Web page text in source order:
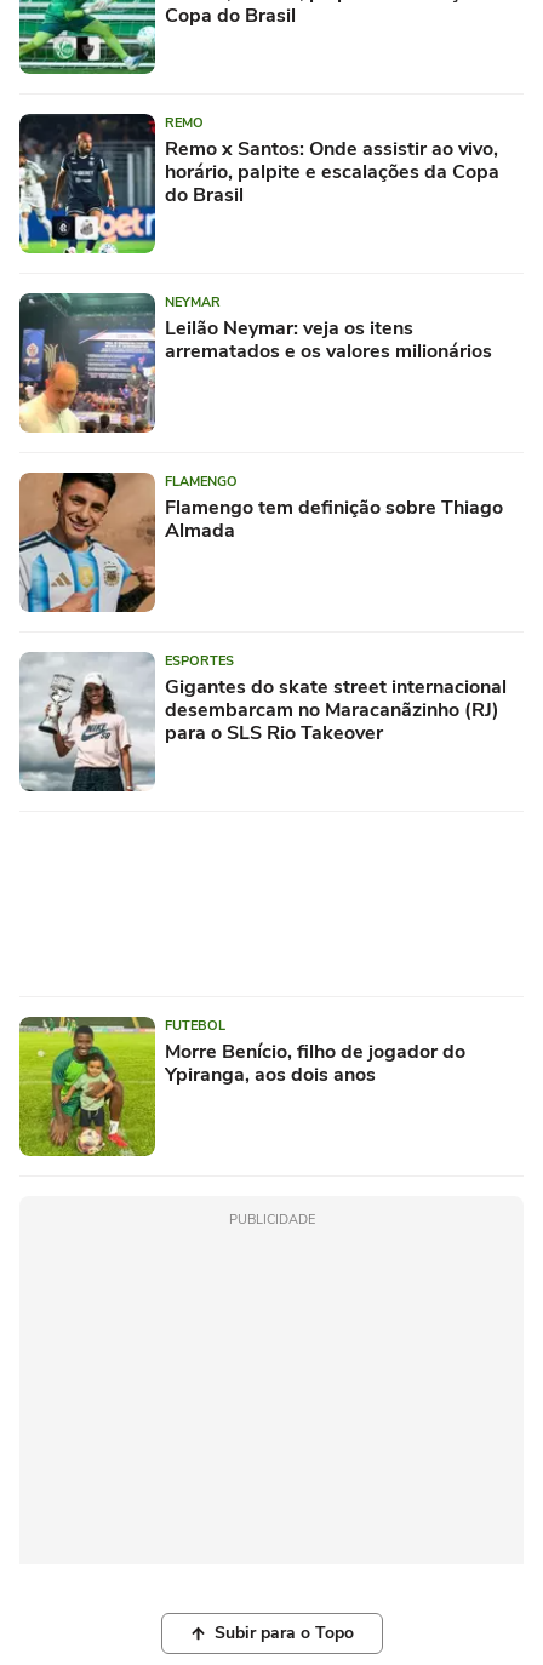
Copa do Brasil
REMO
Remo x Santos: Onde assistir ao vivo,
horário, palpite e escalações da Copa
do Brasil
NEYMAR
Leilão Neymar: veja os itens
arrematados e os valores milionários
FLAMENGO
Flamengo tem definição sobre Thiago
Almada
ESPORTES
Gigantes do skate street internacional
desembarcam no Maracanãzinho (RJ)
para o SLS Rio Takeover
FUTEBOL
Morre Benício, filho de jogador do
Ypiranga, aos dois anos
PUBLICIDADE
Subir para o Topo